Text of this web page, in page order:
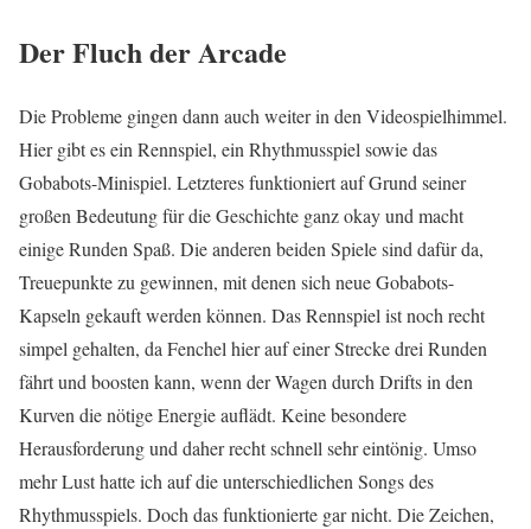
Der Fluch der Arcade
Die Probleme gingen dann auch weiter in den Videospielhimmel.
Hier gibt es ein Rennspiel, ein Rhythmusspiel sowie das
Gobabots-Minispiel. Letzteres funktioniert auf Grund seiner
großen Bedeutung für die Geschichte ganz okay und macht
einige Runden Spaß. Die anderen beiden Spiele sind dafür da,
Treuepunkte zu gewinnen, mit denen sich neue Gobabots-
Kapseln gekauft werden können. Das Rennspiel ist noch recht
simpel gehalten, da Fenchel hier auf einer Strecke drei Runden
fährt und boosten kann, wenn der Wagen durch Drifts in den
Kurven die nötige Energie auflädt. Keine besondere
Herausforderung und daher recht schnell sehr eintönig. Umso
mehr Lust hatte ich auf die unterschiedlichen Songs des
Rhythmusspiels. Doch das funktionierte gar nicht. Die Zeichen,